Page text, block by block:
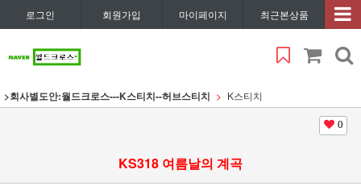
로그인 회원가입 마이페이지 최근본상품
>회사별도안:월드크로스---K스티치--허브스티치 K스티치
0
KS318 여름날의 계곡